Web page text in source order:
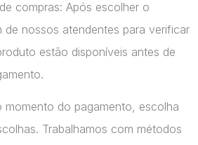
compras: Após escolher o
de nossos atendentes para verificar
estão disponíveis antes de
momento do pagamento, escolha
Trabalhamos com métodos